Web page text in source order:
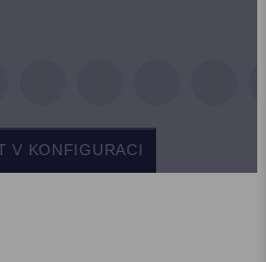
V KONFIGURACI